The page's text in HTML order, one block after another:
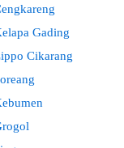
Gading
Cikarang